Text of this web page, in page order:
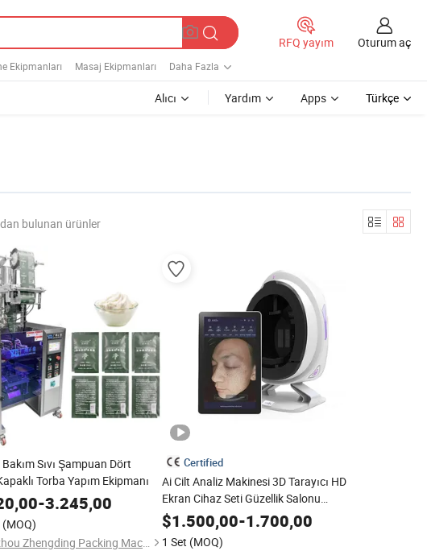
Ekipmanları Masaj Ekipmanları Daha Fazla
RFQ yayım Oturum aç
Alıcı Yardım Apps Türkçe
bulunan ürünler
Sıvı Şampuan Dört
Torba Yapım Ekipmanı
-3.245,00
(MOQ)
Guangzhou Zhengding Packing Machinery Co., Ltd.
Certified
Ai Cilt Analiz Makinesi 3D Tarayıcı HD
Ekran Cihaz Seti Güzellik Salonu
Ekipmanı Diğer Cilt Bakımı Yüz Cilt
Analiz Aracı
$1.500,00-1.700,00
1 Set (MOQ)